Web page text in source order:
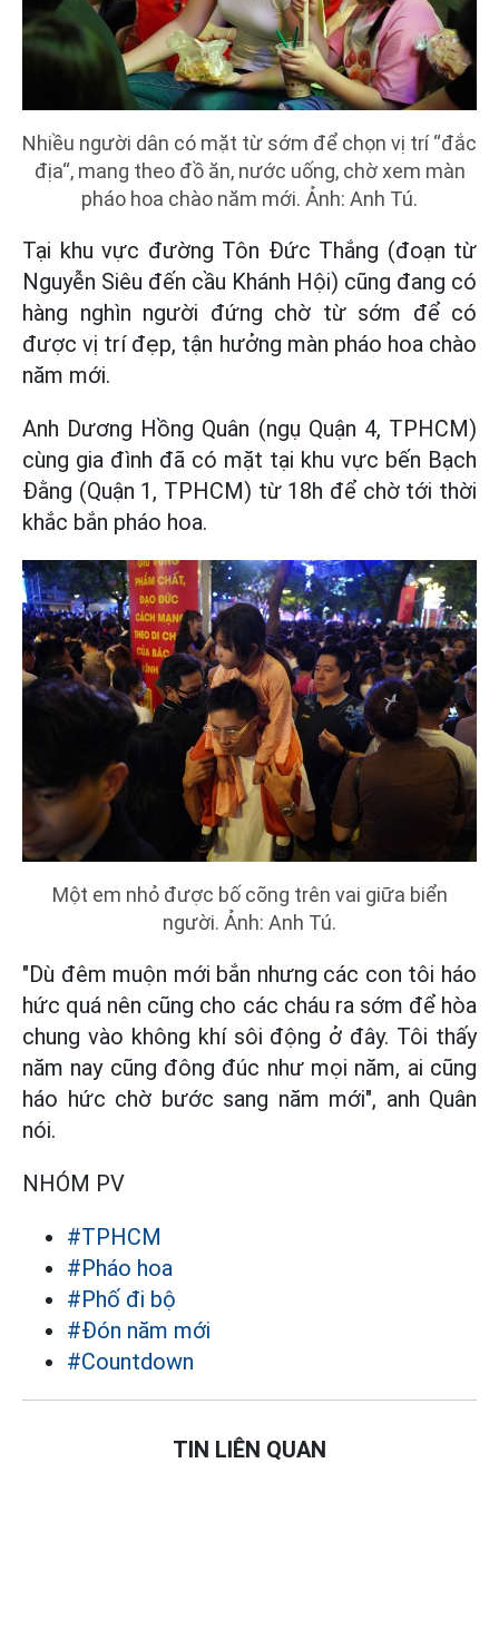
Nhiều người dân có mặt từ sớm để chọn vị trí “đắc
địa“, mang theo đồ ăn, nước uống, chờ xem màn
pháo hoa chào năm mới. Ảnh: Anh Tú.
Tại khu vực đường Tôn Đức Thắng (đoạn từ
Nguyễn Siêu đến cầu Khánh Hội) cũng đang có
hàng nghìn người đứng chờ từ sớm để có
được vị trí đẹp, tận hưởng màn pháo hoa chào
năm mới.
Anh Dương Hồng Quân (ngụ Quận 4, TPHCM)
cùng gia đình đã có mặt tại khu vực bến Bạch
Đằng (Quận 1, TPHCM) từ 18h để chờ tới thời
khắc bắn pháo hoa.
Một em nhỏ được bố cõng trên vai giữa biển
người. Ảnh: Anh Tú.
"Dù đêm muộn mới bắn nhưng các con tôi háo
hức quá nên cũng cho các cháu ra sớm để hòa
chung vào không khí sôi động ở đây. Tôi thấy
năm nay cũng đông đúc như mọi năm, ai cũng
háo hức chờ bước sang năm mới", anh Quân
nói.
NHÓM PV
#TPHCM
#Pháo hoa
#Phố đi bộ
#Đón năm mới
#Countdown
TIN LIÊN QUAN